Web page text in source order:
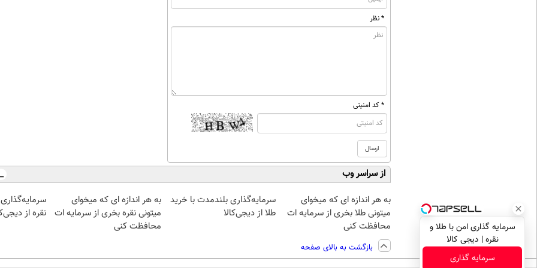
* نظر
* کد امنیتی
از سراسر وب
به هر اندازه ای که میخوای
میتونی طلا بخری از سرمایه ات
محافظت کنی
سرمایه‌گذاری بلندمدت با خرید
طلا از دیجی‌کالا
به هر اندازه ای که میخوای
میتونی نقره بخری از سرمایه ات
محافظت کنی
نقره از
بازگشت به بالای صفحه
سرمایه گذاری امن با طلا و
نقره | دیجی کالا
سرمایه گذاری